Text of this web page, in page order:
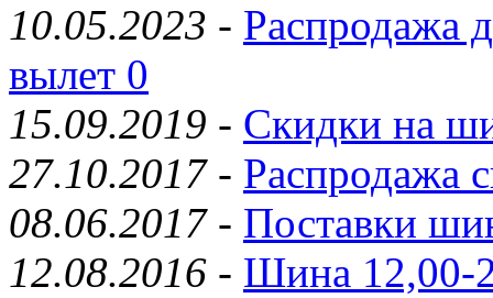
10.05.2023 - Распродажа
вылет 0
15.09.2019 - Скидки на
27.10.2017- Распродажа
08.06.2017- Поставки
12.08.2016 - Шина 12,00-